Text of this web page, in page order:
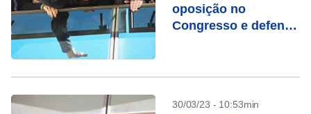
oposição no
Congresso e defende
30/03/23 - 10:53min